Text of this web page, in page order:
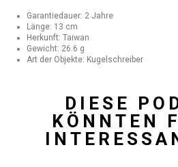
Garantiedauer: 2 Jahre
Länge: 13 cm
Herkunft: Taiwan
Gewicht: 26.6 g
Art der Objekte: Kugelschreiber
DIESE
KÖNNTEN